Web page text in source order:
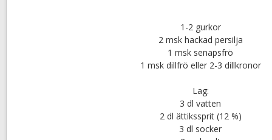
1-2 gurkor
2 msk hackad persilja
1 msk senapsfrö
1 msk dillfrö eller 2-3 dillkronor
Lag:
3 dl vatten
2 dl ättikssprit (12 %)
3 dl socker